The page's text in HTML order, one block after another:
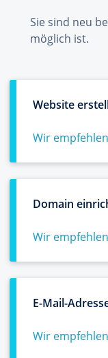
Sie sind neu
möglich ist.
Website
Wir
Domain
Wir
E-Mail-
Wir